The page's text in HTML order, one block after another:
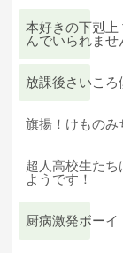
本好きの下剋上
んでいられませ
放課後さいころ
旗揚！けものみ
超人高校生たち
ようです！
厨病激発ボーイ